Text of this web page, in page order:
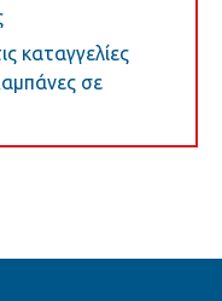
καταγγελίες
σε